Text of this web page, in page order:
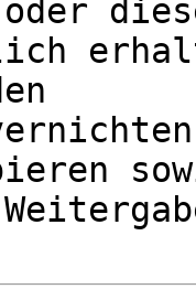
oder